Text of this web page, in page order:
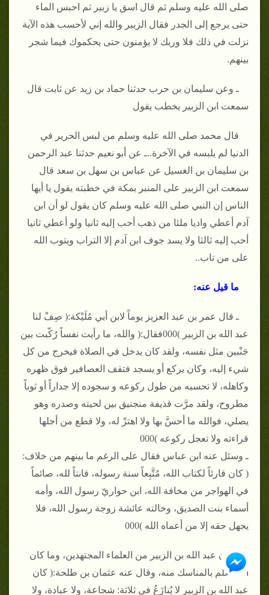
صلى الله عليه وسلم ثم قال اسق يا زبير ثم احبس الماء
حتى يرجع إلى الجدر فقال الزبير والله إني لأحسب هذه الآية
نزلت في ذلك فلا وربك لا يؤمنون حتى يحكموك فيما شجر
بينهم.
ـ وعن سليمان بن حرب حدثنا حماد بن زيد عن ثابت قال
سمعت ابن الزبير يخطب يقول
قال محمد صلى الله عليه وسلم من لبس الحرير في
الدنيا لم يلبسه في الآخرة..ـ عن أبو نعيم حدثنا عبد الرحمن
بن سليمان بن الغسيل عن عباس بن سهل بن سعد قال
سمعت ابن الزبير على المنبر بمكة في خطبته يقول يا أيها
الناس إن النبي صلى الله عليه وسلم كان يقول لو أن ابن
آدم أعطي واديا ملئا من ذهب أحب إليه ثانيا ولو أعطي ثانيا
أحب إليه ثالثا ولا يسد جوف ابن آدم إلا التراب ويتوب الله
على من تاب..
ما قيل عنه:
ـ قال عمر بن عبد العزيز يوماً لابن أبي مُلَيْكة:( صِفْ لنا
عبد الله بن الزبير )000فقال:( والله، ما رأيت نفساً رُكّبت بين
جَنْبين مثل نفسه، ولقد كان يدخل في الصلاة فيخرج من كل
شيء إليه، وكان يركع أو يسجد فتقف العصافير فوق ظهره
وكاهله، لا تحسبه من طول ركوعه و سجوده إلا جداراً أو ثوباً
مطروح، ولقد مرَّت قذيفة منجنيق بين لحيته وصدره وهو
يصلي، فوالله ما أحسَّ بها ولا اهتزّ له، ولا قطع من أجلها
قراءته ولا تعجل ركوعه )000
ـ وسئل عنه ابن عباس فقال على الرغم ما بينهم من خلاف:
( كان قارئاً لكتاب الله، مُتَّبِعاً سنة رسوله، قانتاً لله، صائماً
في الهواجر من مخافة الله، ابن حواريّ رسول الله، وأمه
أسماء بنت الصديق، وخالته عائشة زوجة رسول الله، فلا
يجهل حقه إلا من أعماه الله )000
ـ كان عبد الله بن الزبير من العلماء المجتهدين، وما كان
أحد أعلم بالمناسك منه، وقال عنه عثمان بن طلحة:( كان
عبد الله بن الزبير لا يُنازَعُ في ثلاثة: شجاعة، ولا عبادة، ولا